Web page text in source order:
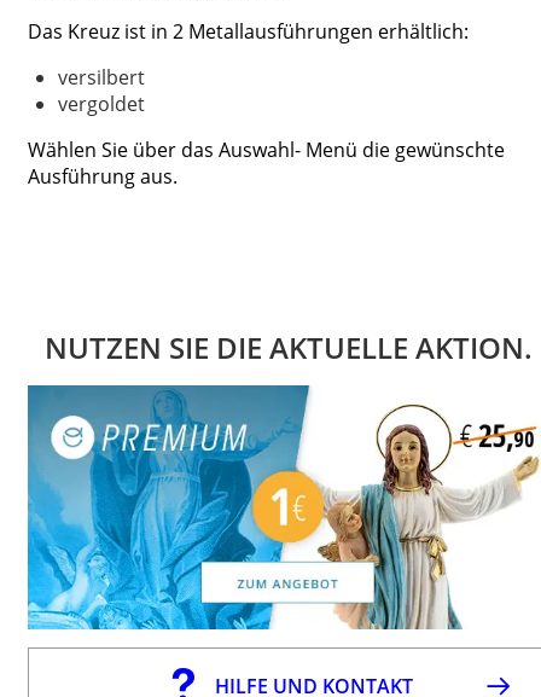
Das Kreuz ist in 2 Metallausführungen erhältlich:
versilbert
vergoldet
Wählen Sie über das Auswahl- Menü die gewünschte
Ausführung aus.
NUTZEN SIE DIE AKTUELLE AKTION.
HILFE UND KONTAKT